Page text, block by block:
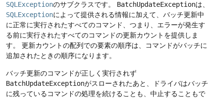
SQLExceptionのサブクラスです。 BatchUpdateExceptionは、
SQLExceptionによって提供される情報に加えて、バッチ更新中
に正常に実行されたすべてのコマンド、つまり、エラーが発生す
る前に実行されたすべてのコマンドの更新カウントを提供しま
す。
更新カウントの配列での要素の順序は、コマンドがバッチに
追加されたときの順序になります。
バッチ更新のコマンドが正しく実行されず
BatchUpdateExceptionがスローされたあと、ドライバはバッチ
に残っているコマンドの処理を続けることも、中止することもで